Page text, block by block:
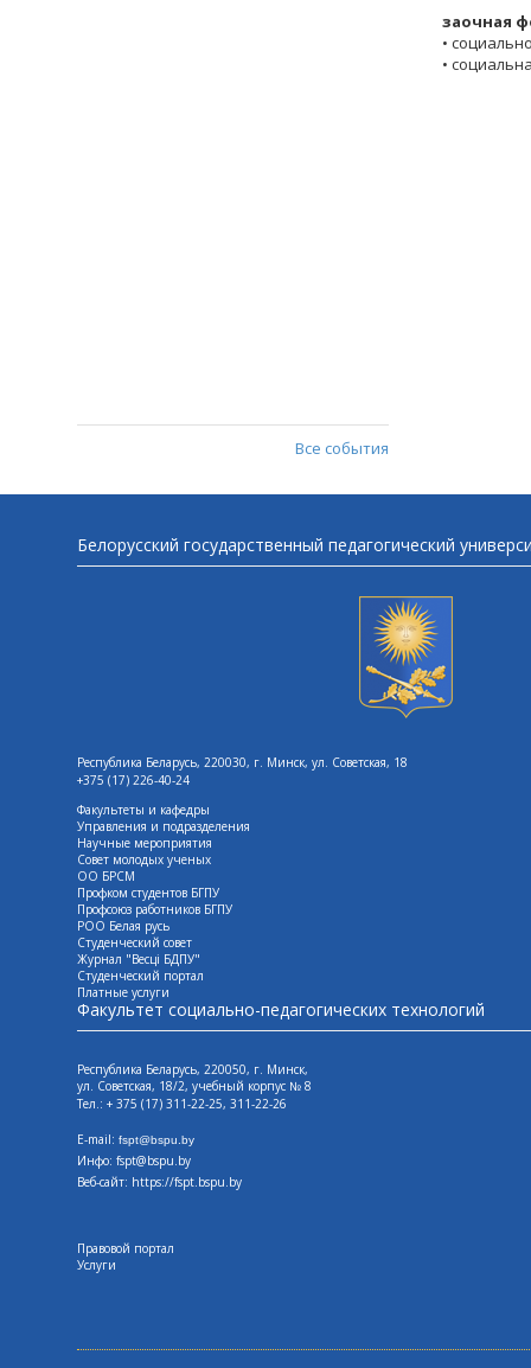
Все события
заочная
•
•
Белорусский государственный педагогический
Республика Беларусь, 220030, г. Минск, ул. Советская, 18
+375 (17) 226-40-24
Факультеты и кафедры
Управления и подразделения
Научные мероприятия
Совет молодых ученых
ОО БРСМ
Профком студентов БГПУ
Профсоюз работников БГПУ
РОО Белая русь
Студенческий совет
Журнал "Весцi БДПУ"
Студенческий портал
Платные услуги
Факультет социально-педагогических технологий
Республика Беларусь, 220050, г. Минск,
ул. Советская, 18/2, учебный корпус № 8
Тел.: + 375 (17) 311-22-25, 311-22-26
E-mail: fspt@bspu.by
Инфо: fspt@bspu.by
Веб-сайт: https://fspt.bspu.by
Правовой портал
Услуги